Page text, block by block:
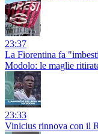
23:37
La Fiorentina fa
Modolo: le maglie
23:33
Vinicius rinnova con il